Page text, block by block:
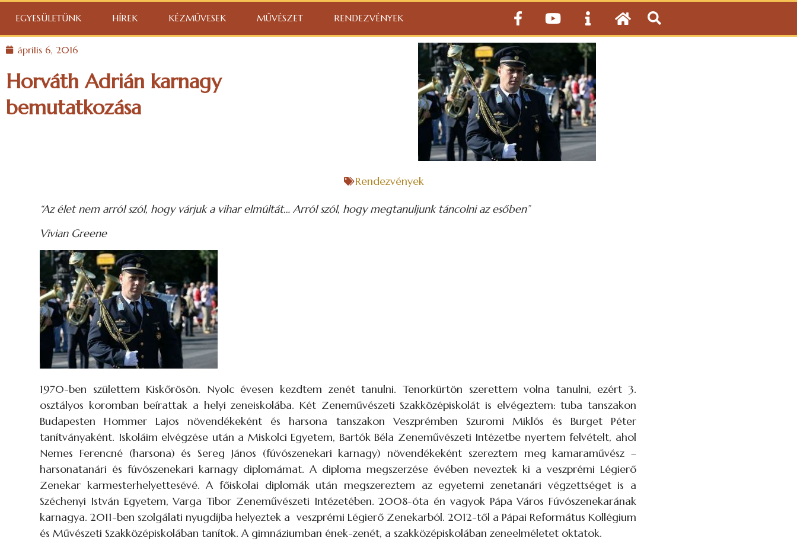
EGYESÜLETÜNK HÍREK KÉZMŰVESEK MŰVÉSZET RENDEZVÉNYEK
április 6, 2016
Horváth Adrián karnagy
bemutatkozása
Rendezvények
“Az élet nem arról szól, hogy várjuk a vihar elmúltát… Arról szól, hogy megtanuljunk táncolni az esőben”
Vivian Greene
1970-ben születtem Kiskőrösön. Nyolc évesen kezdtem zenét tanulni. Tenorkürtön szerettem volna tanulni, ezért 3.
osztályos koromban beírattak a helyi zeneiskolába. Két Zeneművészeti Szakközépiskolát is elvégeztem: tuba tanszakon
Budapesten Hommer Lajos növendékeként és harsona tanszakon Veszprémben Szuromi Miklós és Burget Péter
tanítványaként. Iskoláim elvégzése után a Miskolci Egyetem, Bartók Béla Zeneművészeti Intézetbe nyertem felvételt, ahol
Nemes Ferencné (harsona) és Sereg János (fúvószenekari karnagy) növendékeként szereztem meg kamaraművész –
harsonatanári és fúvószenekari karnagy diplomámat. A diploma megszerzése évében neveztek ki a veszprémi Légierő
Zenekar karmesterhelyettesévé. A főiskolai diplomák után megszereztem az egyetemi zenetanári végzettséget is a
Széchenyi István Egyetem, Varga Tibor Zeneművészeti Intézetében. 2008-óta én vagyok Pápa Város Fúvószenekarának
karnagya. 2011-ben szolgálati nyugdíjba helyeztek a veszprémi Légierő Zenekarból. 2012-től a Pápai Református Kollégium
és Művészeti Szakközépiskolában tanítok. A gimnáziumban ének-zenét, a szakközépiskolában zeneelméletet oktatok.